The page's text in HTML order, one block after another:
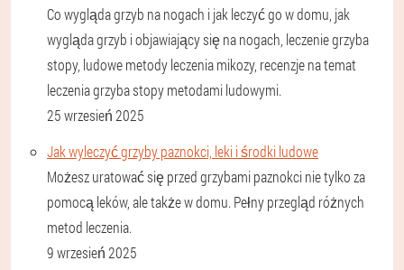
Co wygląda grzyb na nogach i jak leczyć go w domu, jak
wygląda grzyb i objawiający się na nogach, leczenie grzyba
stopy, ludowe metody leczenia mikozy, recenzje na temat
leczenia grzyba stopy metodami ludowymi.
25 wrzesień 2025
Jak wyleczyć grzyby paznokci, leki i środki ludowe
Możesz uratować się przed grzybami paznokci nie tylko za
pomocą leków, ale także w domu. Pełny przegląd różnych
metod leczenia.
9 wrzesień 2025